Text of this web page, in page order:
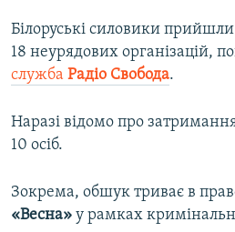
Усі сайти RFE/RL
Білоруські силовики
18 неурядових організацій,
служба Радіо Свобода.
Наразі відомо про
10 осіб.
Зокрема, обшук триває в
«Весна» у рамках